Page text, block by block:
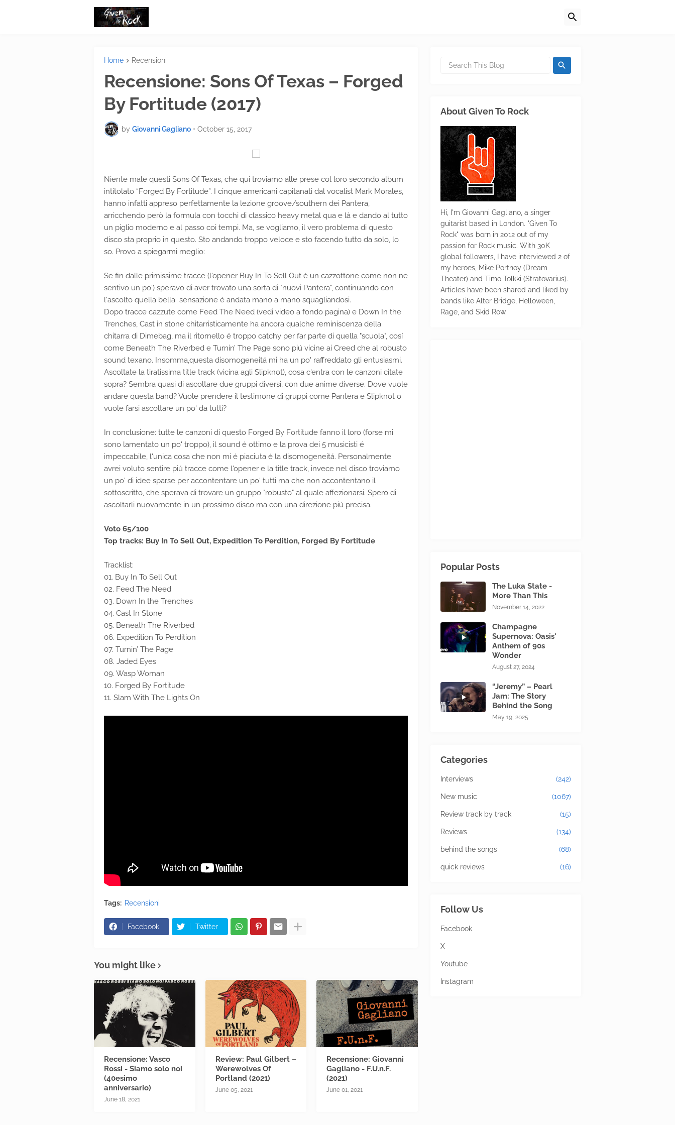
Home Recensioni
Recensione: Sons Of Texas – Forged
By Fortitude (2017)
by Giovanni Gagliano • October 15, 2017
Niente male questi Sons Of Texas, che qui troviamo alle prese col loro secondo album
intitolato “Forged By Fortitude”. I cinque americani capitanati dal vocalist Mark Morales,
hanno infatti appreso perfettamente la lezione groove/southern dei Pantera,
arricchendo però la formula con tocchi di classico heavy metal qua e là e dando al tutto
un piglio moderno e al passo coi tempi. Ma, se vogliamo, il vero problema di questo
disco sta proprio in questo. Sto andando troppo veloce e sto facendo tutto da solo, lo
so. Provo a spiegarmi meglio:
Se fin dalle primissime tracce (l'opener Buy In To Sell Out é un cazzottone come non ne
sentivo un po') speravo di aver trovato una sorta di "nuovi Pantera", continuando con
l'ascolto quella bella sensazione é andata mano a mano squagliandosi.
Dopo tracce cazzute come Feed The Need (vedi video a fondo pagina) e Down In the
Trenches, Cast in stone chitarristicamente ha ancora qualche reminiscenza della
chitarra di Dimebag, ma il ritornello é troppo catchy per far parte di quella "scuola", cosí
come Beneath The Riverbed e Turnin’ The Page sono piú vicine ai Creed che al robusto
sound texano. Insomma,questa disomogeneitá mi ha un po' raffreddato gli entusiasmi.
Ascoltate la tiratissima title track (vicina agli Slipknot), cosa c'entra con le canzoni citate
sopra? Sembra quasi di ascoltare due gruppi diversi, con due anime diverse. Dove vuole
andare questa band? Vuole prendere il testimone di gruppi come Pantera e Slipknot o
vuole farsi ascoltare un po' da tutti?
In conclusione: tutte le canzoni di questo Forged By Fortitude fanno il loro (forse mi
sono lamentato un po' troppo), il sound é ottimo e la prova dei 5 musicisti é
impeccabile, l'unica cosa che non mi é piaciuta é la disomogeneitá. Personalmente
avrei voluto sentire piú tracce come l'opener e la title track, invece nel disco troviamo
un po' di idee sparse per accontentare un po' tutti ma che non accontentano il
sottoscritto, che sperava di trovare un gruppo "robusto" al quale affezionarsi. Spero di
ascoltarli nuovamente in un prossimo disco ma con una direzione piú precisa.
Voto 65/100
Top tracks: Buy In To Sell Out, Expedition To Perdition, Forged By Fortitude
Tracklist:
01. Buy In To Sell Out
02. Feed The Need
03. Down In the Trenches
04. Cast In Stone
05. Beneath The Riverbed
06. Expedition To Perdition
07. Turnin’ The Page
08. Jaded Eyes
09. Wasp Woman
10. Forged By Fortitude
11. Slam With The Lights On
Tags: Recensioni
Facebook Twitter
You might like
Recensione: Vasco
Rossi - Siamo solo noi
(40esimo
anniversario)
June 18, 2021
Review: Paul Gilbert –
Werewolves Of
Portland (2021)
June 05, 2021
Recensione: Giovanni
Gagliano - F.U.n.F.
(2021)
June 01, 2021
About Given To Rock
Hi, I'm Giovanni Gagliano, a singer
guitarist based in London. "Given To
Rock" was born in 2012 out of my
passion for Rock music. With 30K
global followers, I have interviewed 2 of
my heroes, Mike Portnoy (Dream
Theater) and Timo Tolkki (Stratovarius).
Articles have been shared and liked by
bands like Alter Bridge, Helloween,
Rage, and Skid Row.
Popular Posts
The Luka State -
More Than This
November 14, 2022
Champagne
Supernova: Oasis'
Anthem of 90s
Wonder
August 27, 2024
“Jeremy” – Pearl
Jam: The Story
Behind the Song
May 19, 2025
Categories
Interviews (242)
New music (1067)
Review track by track (15)
Reviews (134)
behind the songs (68)
quick reviews (16)
Follow Us
Facebook
X
Youtube
Instagram